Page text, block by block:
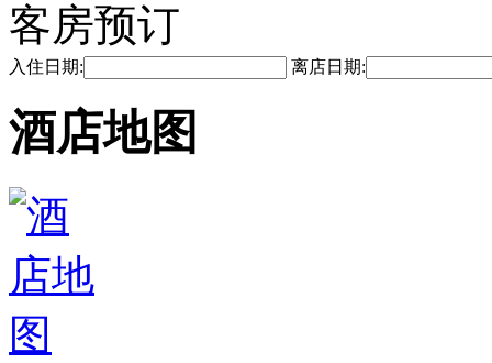
客房预订
入住日期: 离店日期:
酒店地图